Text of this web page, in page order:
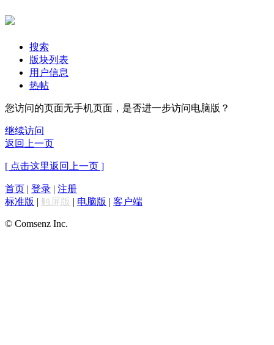
搜索
版块列表
用户信息
热帖
您访问的页面无手机页面，是否进一步访问电脑版？
继续访问
返回上一页
[ 点击这里返回上一页 ]
首页 | 登录 | 注册
标准版 | 触屏版 | 电脑版 | 客户端
© Comsenz Inc.